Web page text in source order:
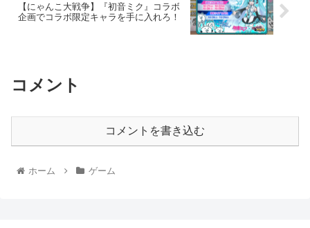
【にゃんこ大戦争】『初音ミク』コラボ
企画でコラボ限定キャラを手に入れろ！
コメント
コメントを書き込む
ホーム ゲーム